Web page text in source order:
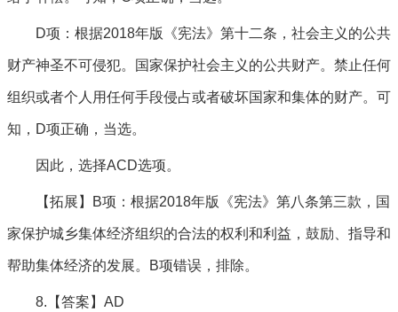
D项：根据2018年版《宪法》第十二条，社会主义的公共
财产神圣不可侵犯。国家保护社会主义的公共财产。禁止任何
组织或者个人用任何手段侵占或者破坏国家和集体的财产。可
知，D项正确，当选。
因此，选择ACD选项。
【拓展】B项：根据2018年版《宪法》第八条第三款，国
家保护城乡集体经济组织的合法的权利和利益，鼓励、指导和
帮助集体经济的发展。B项错误，排除。
8.【答案】AD